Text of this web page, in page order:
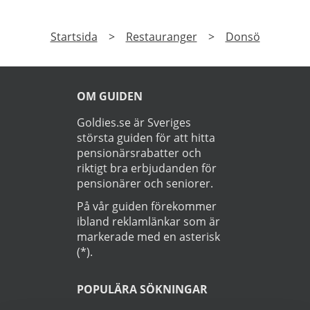
Startsida > Restauranger > Donsö
OM GUIDEN
Goldies.se är Sveriges
största guiden för att hitta
pensionärsrabatter och
riktigt bra erbjudanden för
pensionärer och seniorer.
På vår guiden förekommer
ibland reklamlänkar som är
markerade med en asterisk
(*).
POPULÄRA SÖKNINGAR